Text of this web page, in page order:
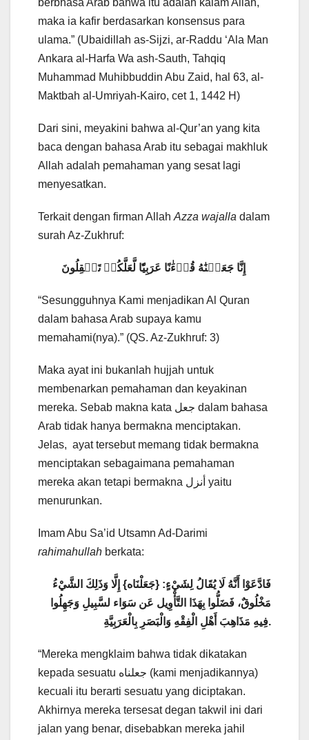
maka ia kafir berdasarkan konsensus para
ulama.” (Ubaidillah as-Sijzi, ar-Raddu ‘Ala Man
Ankara al-Harfa Wa ash-Sauth, Tahqiq
Muhammad Muhibbuddin Abu Zaid, hal 63, al-
Maktbah al-Umriyah-Kairo, cet 1, 1442 H)
Dari sini, meyakini bahwa al-Qur’an yang kita
baca dengan bahasa Arab itu sebagai makhluk
Allah adalah pemahaman yang sesat lagi
menyesatkan.
Terkait dengan firman Allah Azza wajalla dalam
surah Az-Zukhruf:
“Sesungguhnya Kami menjadikan Al Quran
dalam bahasa Arab supaya kamu
memahami(nya).” (QS. Az-Zukhruf: 3)
Maka ayat ini bukanlah hujjah untuk
membenarkan pemahaman dan keyakinan
mereka. Sebab makna kata جعل dalam bahasa
Arab tidak hanya bermakna menciptakan.
Jelas, ayat tersebut memang tidak bermakna
menciptakan sebagaimana pemahaman
mereka akan tetapi bermakna أنزل yaitu
menurunkan.
Imam Abu Sa’id Utsamn Ad-Darimi
rahimahullah berkata:
فَادَّعَوْا أَنَّهُ لَا يُقَالُ لِشَيْءٍ: {جَعَلْنَاه} إِلَّا وَذَلِكَ الشَّيْءُ
مَخْلُوقٌ، فَضَلُّوا بِهَذَا التَّأْوِيل عَن سَوَاء لسَّبِيلِ وَجَهِلُوا
فِيهِ مَذَاهِبَ أَهْلِ الْفِقْهِ وَالْبَصَرِ بِالْعَرَبِيَّةِ.
“Mereka mengklaim bahwa tidak dikatakan
kepada sesuatu جعلناه (kami menjadikannya)
kecuali itu berarti sesuatu yang diciptakan.
Akhirnya mereka tersesat degan takwil ini dari
jalan yang benar, disebabkan mereka jahil